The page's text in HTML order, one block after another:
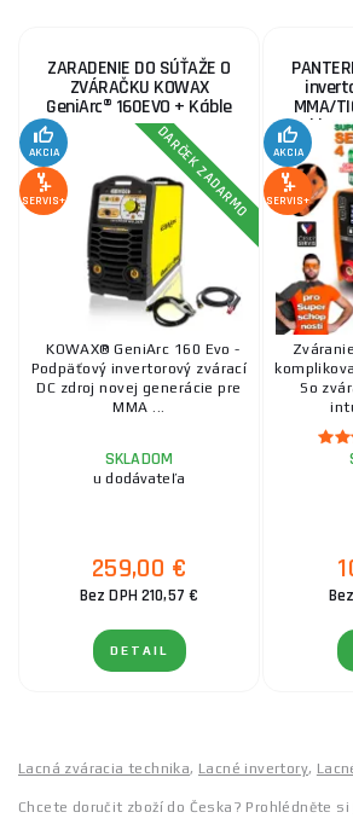
ZARADENIE DO SÚŤAŽE O
ZVÁRAČKU KOWAX
GeniArc® 160EVO + Káble
AKCIA
SERVIS+ DARČEK ZADARMO
KOWAX® GeniArc 160 Evo -
Podpäťový invertorový zvárací
DC zdroj novej generácie pre
MMA ...
SKLADOM
u dodávateľa
259,00 €
Bez DPH 210,57 €
DETAIL
MMA/
Kukla +
AKCIA
SERVIS+
So
Lacná zváracia technika, Lacné invertory,
Chcete doručit zboží do Česka? Prohlédněte si